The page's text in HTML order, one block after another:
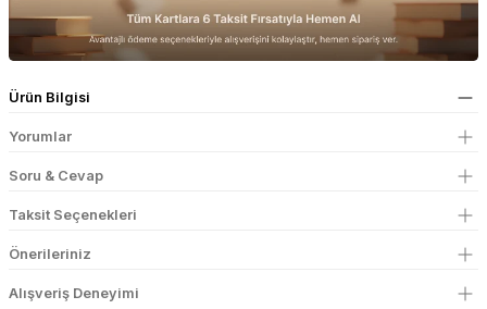
Ürün Bilgisi
Yorumlar
Soru & Cevap
Taksit Seçenekleri
Önerileriniz
Alışveriş Deneyimi